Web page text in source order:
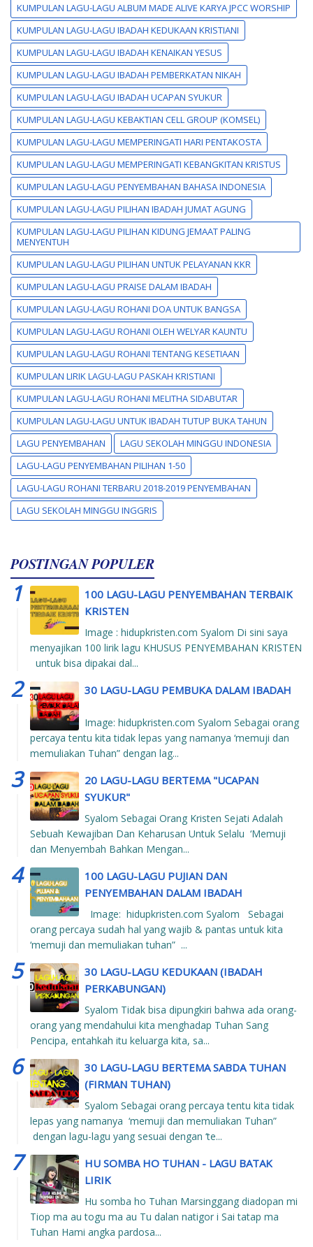
KUMPULAN LAGU-LAGU ALBUM MADE ALIVE KARYA JPCC WORSHIP
KUMPULAN LAGU-LAGU IBADAH KEDUKAAN KRISTIANI
KUMPULAN LAGU-LAGU IBADAH KENAIKAN YESUS
KUMPULAN LAGU-LAGU IBADAH PEMBERKATAN NIKAH
KUMPULAN LAGU-LAGU IBADAH UCAPAN SYUKUR
KUMPULAN LAGU-LAGU KEBAKTIAN CELL GROUP (KOMSEL)
KUMPULAN LAGU-LAGU MEMPERINGATI HARI PENTAKOSTA
KUMPULAN LAGU-LAGU MEMPERINGATI KEBANGKITAN KRISTUS
KUMPULAN LAGU-LAGU PENYEMBAHAN BAHASA INDONESIA
KUMPULAN LAGU-LAGU PILIHAN IBADAH JUMAT AGUNG
KUMPULAN LAGU-LAGU PILIHAN KIDUNG JEMAAT PALING
MENYENTUH
KUMPULAN LAGU-LAGU PILIHAN UNTUK PELAYANAN KKR
KUMPULAN LAGU-LAGU PRAISE DALAM IBADAH
KUMPULAN LAGU-LAGU ROHANI DOA UNTUK BANGSA
KUMPULAN LAGU-LAGU ROHANI OLEH WELYAR KAUNTU
KUMPULAN LAGU-LAGU ROHANI TENTANG KESETIAAN
KUMPULAN LIRIK LAGU-LAGU PASKAH KRISTIANI
KUMPULAN LAGU-LAGU ROHANI MELITHA SIDABUTAR
KUMPULAN LAGU-LAGU UNTUK IBADAH TUTUP BUKA TAHUN
LAGU PENYEMBAHAN
LAGU SEKOLAH MINGGU INDONESIA
LAGU-LAGU PENYEMBAHAN PILIHAN 1-50
LAGU-LAGU ROHANI TERBARU 2018-2019 PENYEMBAHAN
LAGU SEKOLAH MINGGU INGGRIS
POSTINGAN POPULER
100 LAGU-LAGU PENYEMBAHAN TERBAIK
KRISTEN
Image : hidupkristen.com Syalom Di sini saya
menyajikan 100 lirik lagu KHUSUS PENYEMBAHAN KRISTEN
untuk bisa dipakai dal...
30 LAGU-LAGU PEMBUKA DALAM IBADAH
Image: hidupkristen.com Syalom Sebagai orang
percaya tentu kita tidak lepas yang namanya ‘memuji dan
memuliakan Tuhan” dengan lag...
20 LAGU-LAGU BERTEMA "UCAPAN
SYUKUR"
Syalom Sebagai Orang Kristen Sejati Adalah
Sebuah Kewajiban Dan Keharusan Untuk Selalu ‘Memuji
dan Menyembah Bahkan Mengan...
100 LAGU-LAGU PUJIAN DAN
PENYEMBAHAN DALAM IBADAH
Image: hidupkristen.com Syalom Sebagai
orang percaya sudah hal yang wajib & pantas untuk kita
‘memuji dan memuliakan tuhan” ...
30 LAGU-LAGU KEDUKAAN (IBADAH
PERKABUNGAN)
Syalom Tidak bisa dipungkiri bahwa ada orang-
orang yang mendahului kita menghadap Tuhan Sang
Pencipa, entahkah itu keluarga kita, sa...
30 LAGU-LAGU BERTEMA SABDA TUHAN
(FIRMAN TUHAN)
Syalom Sebagai orang percaya tentu kita tidak
lepas yang namanya ‘memuji dan memuliakan Tuhan”
dengan lagu-lagu yang sesuai dengan ‘te...
HU SOMBA HO TUHAN - LAGU BATAK
LIRIK
Hu somba ho Tuhan Marsinggang diadopan mi
Tiop ma au togu ma au Tu dalan natigor i Sai tatap ma
Tuhan Hami angka pardosa...